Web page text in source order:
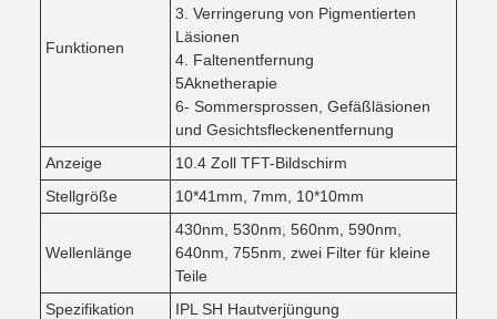
Funktionen
3. Verringerung von Pigmentierten
Läsionen
4. Faltenentfernung
5Aknetherapie
6- Sommersprossen, Gefäßläsionen
und Gesichtsfleckenentfernung
Anzeige
10.4 Zoll TFT-Bildschirm
Stellgröße
10*41mm, 7mm, 10*10mm
Wellenlänge
430nm, 530nm, 560nm, 590nm,
640nm, 755nm, zwei Filter für kleine
Teile
Spezifikation
IPL SH Hautverjüngung